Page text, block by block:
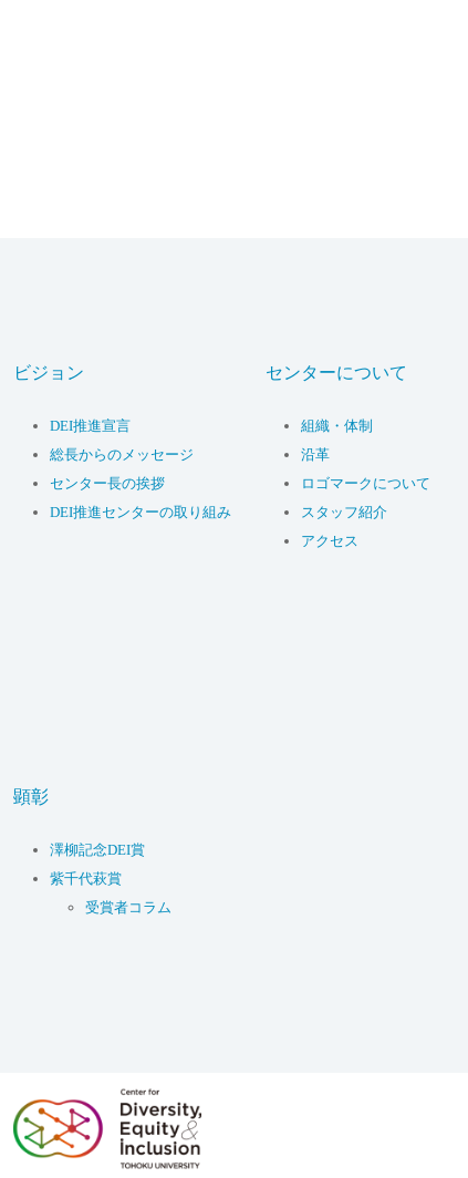
ビジョン
DEI推進宣言
総長からのメッセージ
センター長の挨拶
DEI推進センターの取り組み
センターについて
組織・体制
沿革
ロゴマークについて
スタッフ紹介
アクセス
顕彰
澤柳記念DEI賞
紫千代萩賞
受賞者コラム